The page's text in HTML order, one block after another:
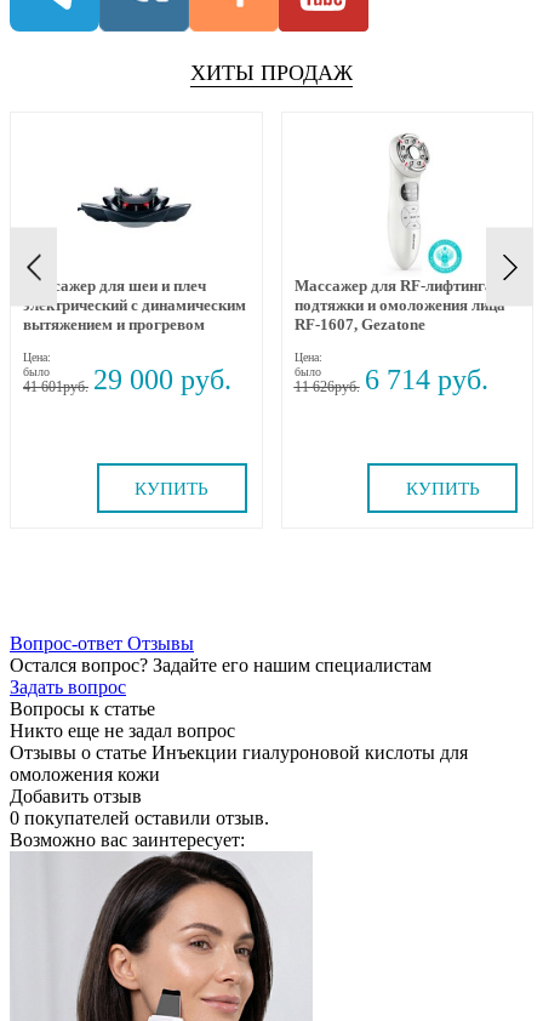
ХИТЫ ПРОДАЖ
Массажер для шеи и плеч
электрический с динамическим
вытяжением и прогревом
Цена:
было
41 601 29 000
КУПИТЬ
Массажер для RF-лифтинга,
подтяжки и омоложения лица
RF-1607, Gezatone
Цена:
было
11 626 6 714
КУПИТЬ
Вопрос-ответ Отзывы
Остался вопрос? Задайте его нашим специалистам
Задать вопрос
Вопросы к статье
Никто еще не задал вопрос
Отзывы о статье Инъекции гиалуроновой кислоты для
омоложения кожи
Добавить отзыв
0 покупателей оставили отзыв.
Возможно вас заинтересует: